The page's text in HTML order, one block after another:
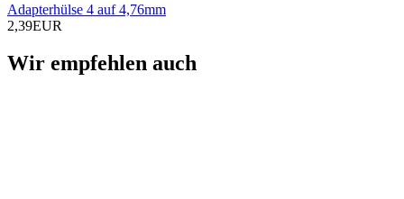
Adapterhülse 4 auf 4,76mm
2,39EUR
Wir empfehlen auch